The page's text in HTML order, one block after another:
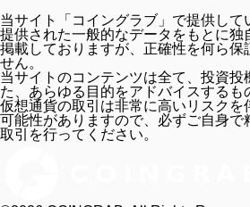
当サイト「コイングラブ」で提供して
提供された一般的なデータをもとに独
掲載しておりますが、正確性を何ら保
せん。
当サイトのコンテンツは全て、投資投
た、あらゆる目的をアドバイスするも
仮想通貨の取引は非常に高いリスクを
可能性がありますので、必ずご自身で
取引を行ってください。